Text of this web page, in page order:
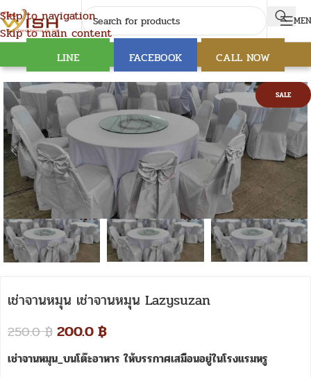
Skip to navigation
Skip to main content
LINE FACEBOOK CALL NOW
SALE
เช่าจานหมุน เช่าจานหมุน Lazysuzan
250.0฿ 200.0฿
เช่าจานหมุน_บนโต๊ะอาหาร ให้บรรกาศเสมือนอยู่ในโรงแรมหรู